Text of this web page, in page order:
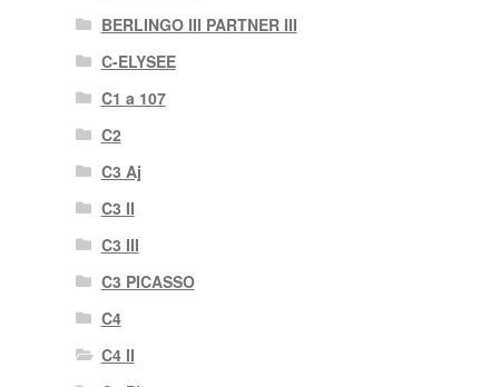
BERLINGO III PARTNER III
C-ELYSEE
C1 a 107
C2
C3 Aj
C3 II
C3 III
C3 PICASSO
C4
C4 II